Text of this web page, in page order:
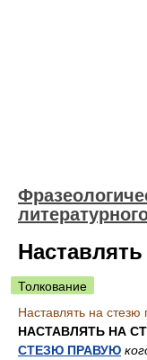
Толкование
Наставлять на стезю
НАСТАВЛЯТЬ НА
СТЕЗЮ ПРАВУЮ